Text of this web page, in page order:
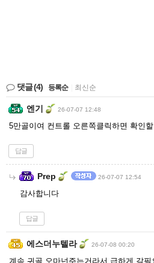
댓글(4) 등록순 최신순
엔기 26-07-07 12:48
5만골이여 컨트롤 오른쪽클릭하면 확인
답글
Prep 26-07-07 12:54
감사합니다
답글
에스더누텔라 26-07-08 00:20
계속 귀골 오마넌주는거라서 급하게 갈